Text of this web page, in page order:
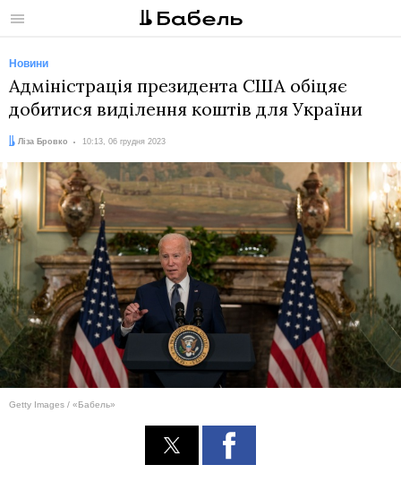
Меню
Новини
Адміністрація президента США обіцяє
добитися виділення коштів для України
Автор:
Ліза Бровко
Дата: 10:13, 06 грудня 2023
Getty Images / «Бабель»